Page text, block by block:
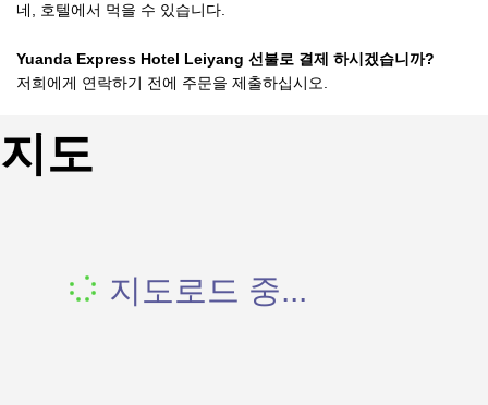
네, 호텔에서 먹을 수 있습니다.
Yuanda Express Hotel Leiyang 선불로 결제 하시겠습니까?
저희에게 연락하기 전에 주문을 제출하십시오.
지도
지도로드 중...